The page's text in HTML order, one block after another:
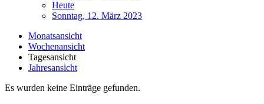
Heute
Sonntag, 12. März 2023
Monatsansicht
Wochenansicht
Tagesansicht
Jahresansicht
Es wurden keine Einträge gefunden.